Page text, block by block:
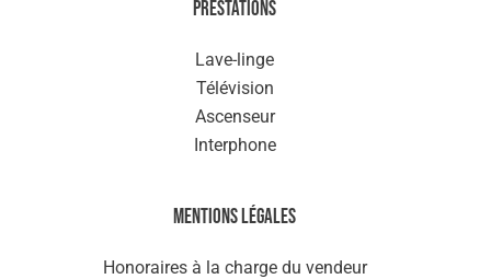
Prestations
Lave-linge
Télévision
Ascenseur
Interphone
Mentions légales
Honoraires à la charge du vendeur